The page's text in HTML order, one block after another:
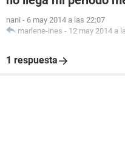
nani - 6 may 2014 a las 22:07
marlene-ines - 12 may 2014 a
1 respuesta